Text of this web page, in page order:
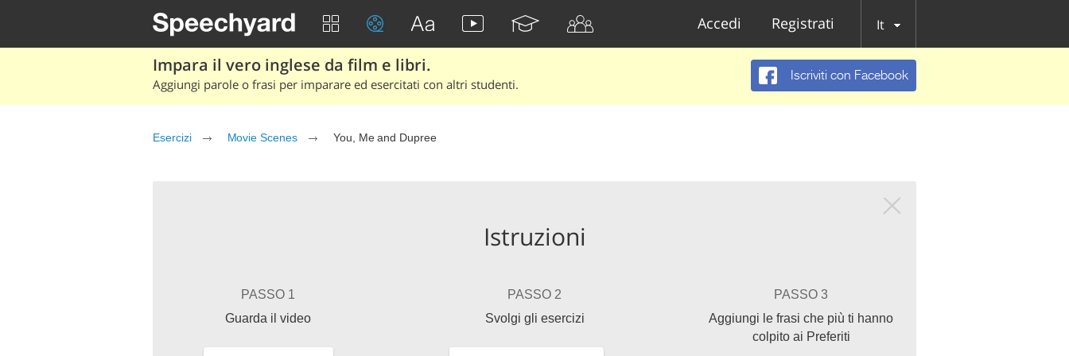
Accedi Registrati It
Impara il vero inglese da film e libri.
Aggiungi parole o frasi per imparare ed esercitati con altri studenti.
Iscriviti con Facebook
Esercizi Movie Scenes You, Me and Dupree
Istruzioni
PASSO 1
Guarda il video
PASSO 2
Svolgi gli esercizi
PASSO 3
Aggiungi le frasi che più ti hanno
colpito ai Preferiti